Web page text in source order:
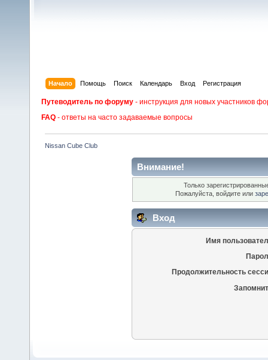
Начало Помощь Поиск Календарь Вход Регистрация
Путеводитель по форуму - инструкция для новых участников
FAQ - ответы на часто задаваемые вопросы
Nissan Cube Club
Внимание!
Только
Пожалуйста, войдите или
Вход
Имя
Продолжительность